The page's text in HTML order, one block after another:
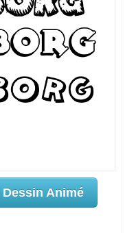
Dessin Animé